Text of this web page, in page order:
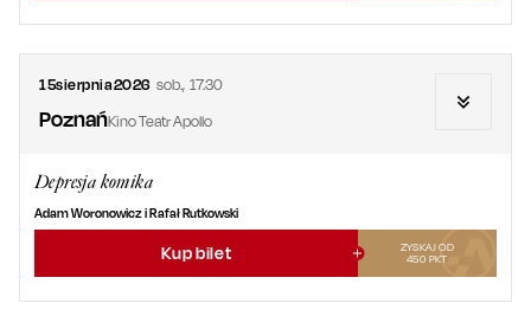
15sierpnia2026 sob., 17.30
PoznańKino Teatr Apollo
Depresja komika
Adam Woronowicz i Rafał Rutkowski
Kup bilet
ZYSKAJ OD
450 PKT